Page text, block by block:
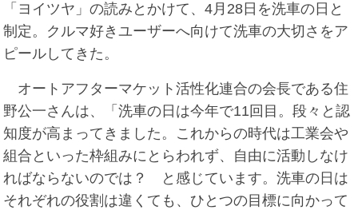
「ヨイツヤ」の読みとかけて、4月28日を洗車の日と
制定。クルマ好きユーザーへ向けて洗車の大切さをア
ピールしてきた。
オートアフターマケット活性化連合の会長である住
野公一さんは、「洗車の日は今年で11回目。段々と認
知度が高まってきました。これからの時代は工業会や
組合といった枠組みにとらわれず、自由に活動しなけ
ればならないのでは？ と感じています。洗車の日は
それぞれの役割は違くても、ひとつの目標に向かって